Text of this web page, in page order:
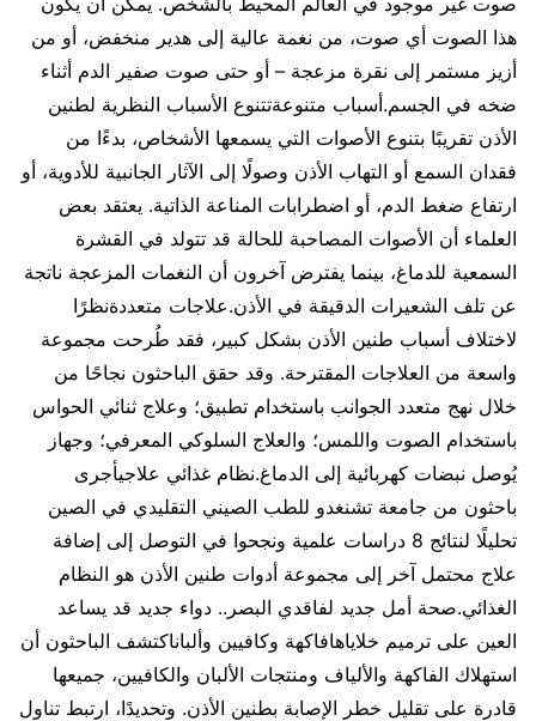
هذا الصوت أي صوت، من نغمة عالية إلى هدير منخفض، أو من
أزيز مستمر إلى نقرة مزعجة – أو حتى صوت صفير الدم أثناء
ضخه في الجسم.أسباب متنوعةتتنوع الأسباب النظرية لطنين
الأذن تقريبًا بتنوع الأصوات التي يسمعها الأشخاص، بدءًا من
فقدان السمع أو التهاب الأذن وصولًا إلى الآثار الجانبية للأدوية، أو
ارتفاع ضغط الدم، أو اضطرابات المناعة الذاتية. يعتقد بعض
العلماء أن الأصوات المصاحبة للحالة قد تتولد في القشرة
السمعية للدماغ، بينما يفترض آخرون أن النغمات المزعجة ناتجة
عن تلف الشعيرات الدقيقة في الأذن.علاجات متعددةنظرًا
لاختلاف أسباب طنين الأذن بشكل كبير، فقد طُرحت مجموعة
واسعة من العلاجات المقترحة. وقد حقق الباحثون نجاحًا من
خلال نهج متعدد الجوانب باستخدام تطبيق؛ وعلاج ثنائي الحواس
باستخدام الصوت واللمس؛ والعلاج السلوكي المعرفي؛ وجهاز
يُوصل نبضات كهربائية إلى الدماغ.نظام غذائي علاجيأجرى
باحثون من جامعة تشنغدو للطب الصيني التقليدي في الصين
تحليلًا لنتائج 8 دراسات علمية ونجحوا في التوصل إلى إضافة
علاج محتمل آخر إلى مجموعة أدوات طنين الأذن هو النظام
الغذائي.صحة أمل جديد لفاقدي البصر.. دواء جديد قد يساعد
العين على ترميم خلاياهافاكهة وكافيين وألباناكتشف الباحثون أن
استهلاك الفاكهة والألياف ومنتجات الألبان والكافيين، جميعها
قادرة على تقليل خطر الإصابة بطنين الأذن. وتحديدًا، ارتبط تناول